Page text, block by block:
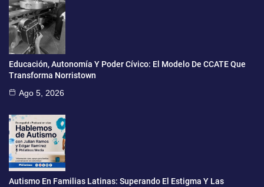
Educación, Autonomía Y Poder Cívico: El Modelo De CCATE Que
Transforma Norristown
Ago 5, 2026
Autismo En Familias Latinas: Superando El Estigma Y Las